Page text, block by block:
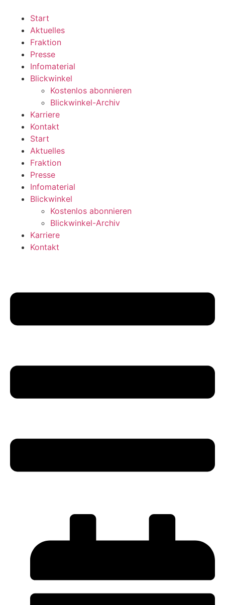
wechseln
Start
Aktuelles
Fraktion
Presse
Infomaterial
Blickwinkel
Kostenlos abonnieren
Blickwinkel-Archiv
Karriere
Kontakt
Start
Aktuelles
Fraktion
Presse
Infomaterial
Blickwinkel
Kostenlos abonnieren
Blickwinkel-Archiv
Karriere
Kontakt